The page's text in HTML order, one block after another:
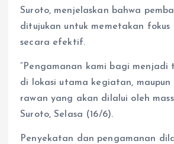
Suroto, menjelaskan bahwa
ditujukan untuk memetakan fokus
secara efektif.
“Pengamanan kami bagi menjadi
di lokasi utama kegiatan,
rawan yang akan dilalui oleh
Suroto, Selasa (16/6).
Penyekatan dan pengamanan